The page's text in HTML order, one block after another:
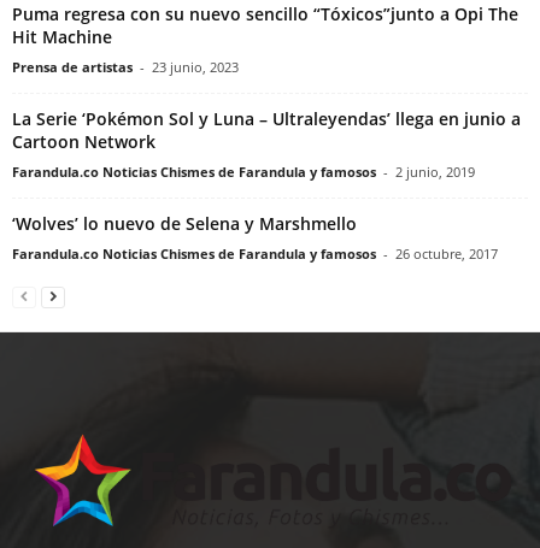
Puma regresa con su nuevo sencillo “Tóxicos”junto a Opi The
Hit Machine
Prensa de artistas - 23 junio, 2023
La Serie ‘Pokémon Sol y Luna – Ultraleyendas’ llega en junio a
Cartoon Network
Farandula.co Noticias Chismes de Farandula y famosos - 2 junio, 2019
‘Wolves’ lo nuevo de Selena y Marshmello
Farandula.co Noticias Chismes de Farandula y famosos - 26 octubre, 2017